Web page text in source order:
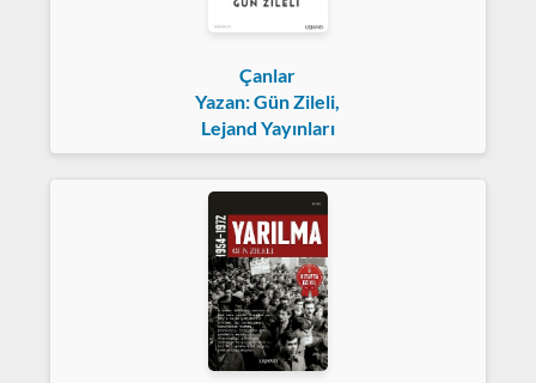
Çanlar
Yazan: Gün Zileli,
Lejand Yayınları